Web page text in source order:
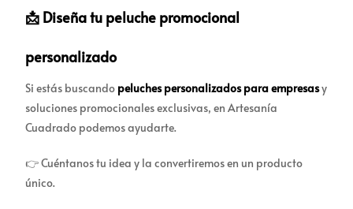
📩 Diseña tu peluche promocional
personalizado
Si estás buscando peluches personalizados para empresasy
soluciones promocionales exclusivas, en Artesanía
Cuadrado podemos ayudarte.
👉 Cuéntanos tu idea y la convertiremos en un producto
único.